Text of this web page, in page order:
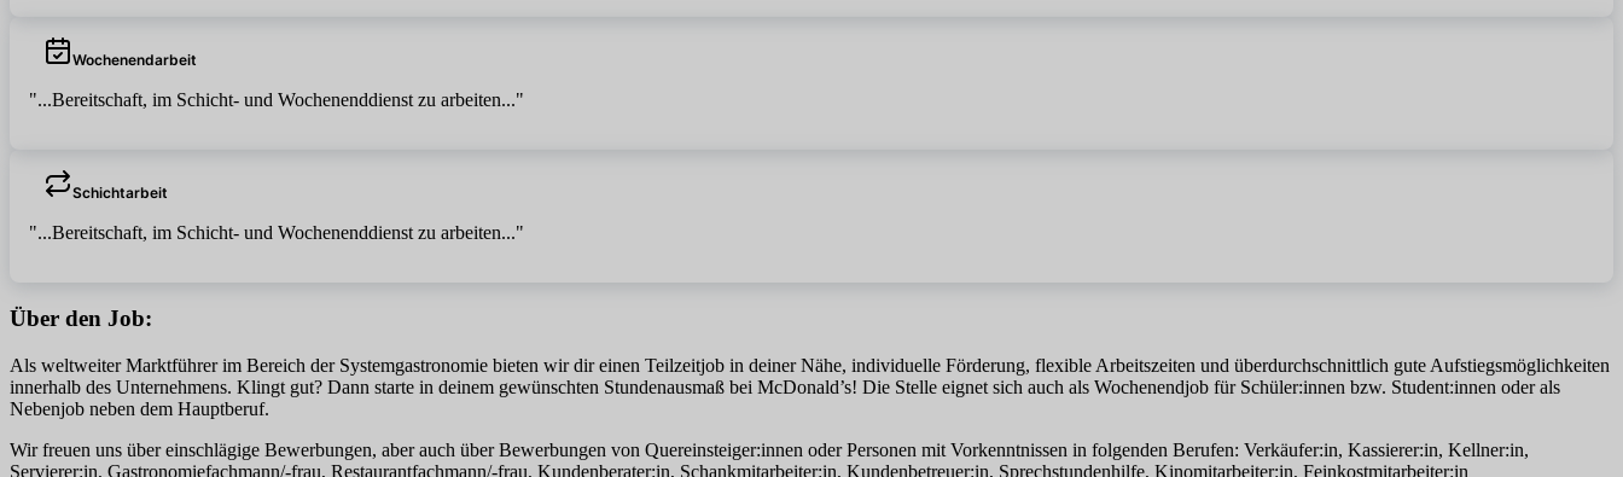
Wochenendarbeit
"...Bereitschaft, im Schicht- und Wochenenddienst zu arbeiten..."
Schichtarbeit
"...Bereitschaft, im Schicht- und Wochenenddienst zu arbeiten..."
Über den Job:
Als weltweiter Marktführer im Bereich der Systemgastronomie bieten wir dir einen Teilzeitjob in deiner Nähe, individuelle Förderung, flexible Arbeitszeiten und überdurchschnittlich gute Aufstiegsmöglichkeiten
innerhalb des Unternehmens. Klingt gut? Dann starte in deinem gewünschten Stundenausmaß bei McDonald’s! Die Stelle eignet sich auch als Wochenendjob für Schüler:innen bzw. Student:innen oder als
Nebenjob neben dem Hauptberuf.
Wir freuen uns über einschlägige Bewerbungen, aber auch über Bewerbungen von Quereinsteiger:innen oder Personen mit Vorkenntnissen in folgenden Berufen: Verkäufer:in, Kassierer:in, Kellner:in,
Servierer:in, Gastronomiefachmann/-frau, Restaurantfachmann/-frau, Kundenberater:in, Schankmitarbeiter:in, Kundenbetreuer:in, Sprechstundenhilfe, Kinomitarbeiter:in, Feinkostmitarbeiter:in